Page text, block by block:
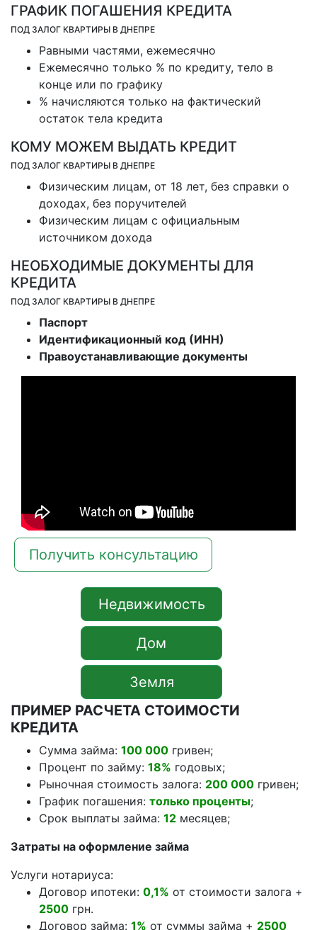
ГРАФИК ПОГАШЕНИЯ КРЕДИТА
ПОД ЗАЛОГ КВАРТИРЫ В ДНЕПРЕ
Равными частями, ежемесячно
Ежемесячно только % по кредиту, тело в
конце или по графику
% начисляются только на фактический
остаток тела кредита
КОМУ МОЖЕМ ВЫДАТЬ КРЕДИТ
ПОД ЗАЛОГ КВАРТИРЫ В ДНЕПРЕ
Физическим лицам, от 18 лет, без справки о
доходах, без поручителей
Физическим лицам с официальным
источником дохода
НЕОБХОДИМЫЕ ДОКУМЕНТЫ ДЛЯ
КРЕДИТА
ПОД ЗАЛОГ КВАРТИРЫ В ДНЕПРЕ
Паспорт
Идентификационный код (ИНН)
Правоустанавливающие документы
Получить консультацию
Недвижимость
Дом
Земля
ПРИМЕР РАСЧЕТА СТОИМОСТИ
КРЕДИТА
Сумма займа: 100 000 гривен;
Процент по займу: 18% годовых;
Рыночная стоимость залога: 200 000 гривен;
График погашения: только проценты;
Срок выплаты займа: 12 месяцев;
Затраты на оформление займа
Услуги нотариуса:
Договор ипотеки: 0,1% от стоимости залога +
2500 грн.
Договор займа: 1% от суммы займа + 2500